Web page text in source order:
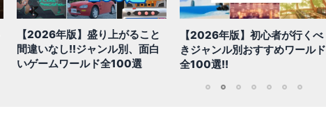
【2026年版】盛り上がること
間違いなし!!ジャンル別、面白
いゲームワールド全100選
【2026年版】初心者が行くべ
きジャンル別おすすめワールド
全100選!!